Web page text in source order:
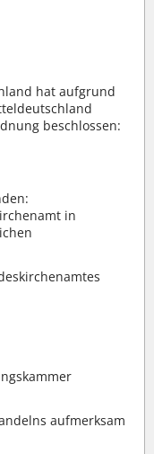
hat aufgrund
beschlossen:
in
aufmerksam